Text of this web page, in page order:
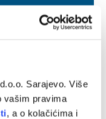
Sarajevo. Više
vašim pravima
, a o kolačićima i